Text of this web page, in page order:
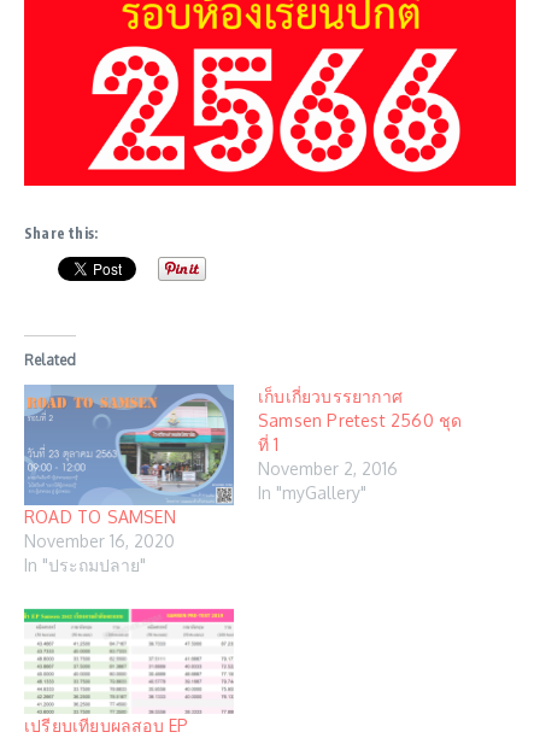
Share this:
Related
ROAD TO SAMSEN
November 16, 2020
In "ประถมปลาย"
เก็บเกี่ยวบรรยากาศ
Samsen Pretest 2560 ชุด
ที่ 1
November 2, 2016
In "myGallery"
เปรียบเทียบผลสอบ EP